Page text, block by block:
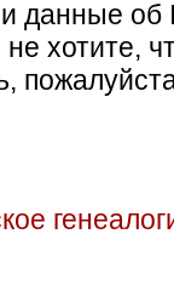
данные об
хотите,